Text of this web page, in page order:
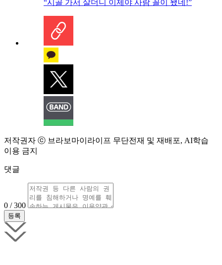
“시골 가서 살더니 이제야 사람 꼴이 됐네!”
저작권자 ⓒ 브라보마이라이프 무단전재 및 재배포, AI학습
이용 금지
댓글
0 / 300